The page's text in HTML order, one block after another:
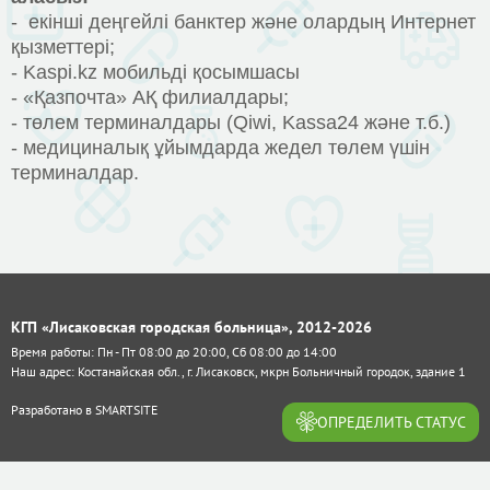
- екінші деңгейлі банктер және олардың Интернет
қызметтері;
- Kaspi.kz мобильді қосымшасы
- «Қазпочта» АҚ филиалдары;
- төлем терминалдары (Qiwi, Kassa24 және т.б.)
- медициналық ұйымдарда жедел төлем үшін
терминалдар.
КГП «Лисаковская городская больница», 2012-2026
Время работы: Пн - Пт 08:00 до 20:00, Сб 08:00 до 14:00
Наш адрес: Костанайская обл., г. Лисаковск, мкрн Больничный городок, здание 1
Разработано в SMARTSITE
ОПРЕДЕЛИТЬ СТАТУС